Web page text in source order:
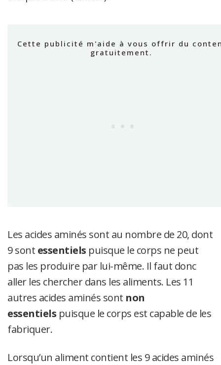
Les acides aminés sont au nombre de 20, dont
9 sont essentiels puisque le corps ne peut
pas les produire par lui-même. Il faut donc
aller les chercher dans les aliments. Les 11
autres acides aminés sont non
essentiels puisque le corps est capable de les
fabriquer.
Lorsqu’un aliment contient les 9 acides aminés